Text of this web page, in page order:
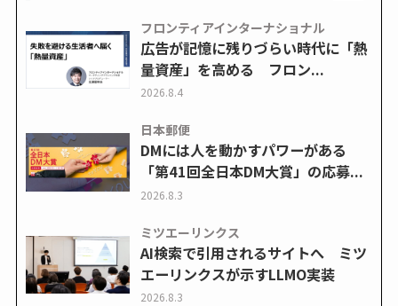
フロンティアインターナショナル
広告が記憶に残りづらい時代に「熱
量資産」を高める フロン...
2026.8.4
日本郵便
DMには人を動かすパワーがある
「第41回全日本DM大賞」の応募...
2026.8.3
ミツエーリンクス
AI検索で引用されるサイトへ ミツ
エーリンクスが示すLLMO実装
2026.8.3